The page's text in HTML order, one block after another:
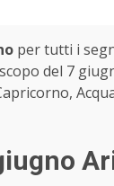
per tutti i
del 7